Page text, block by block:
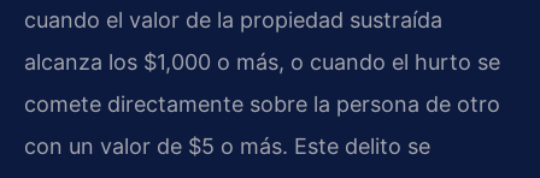
cuando el valor de la propiedad sustraída
alcanza los $1,000 o más, o cuando el hurto se
comete directamente sobre la persona de otro
con un valor de $5 o más. Este delito se